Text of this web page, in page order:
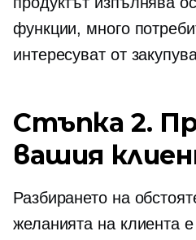
функции, много
интересуват от
Стъпка 2.
вашия
Разбирането на
желанията на клиента